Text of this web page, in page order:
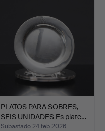
PLATOS PARA SOBRES,
SEIS UNIDADES Es plate…
Subastado 24 feb 2026